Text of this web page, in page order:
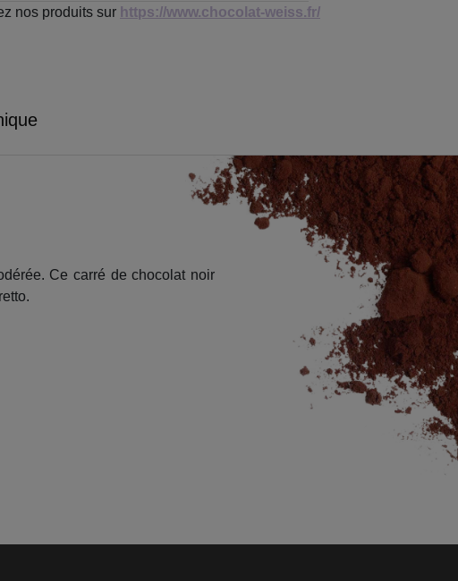
nos produits sur https://www.chocolat-weiss.fr/
Ce carré de chocolat noir